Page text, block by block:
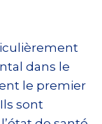
dans le
le premier
sont